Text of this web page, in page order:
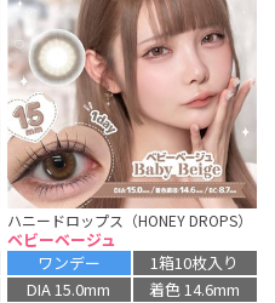
ハニードロップス（HONEY DROPS）
ベビーベージュ
ワンデー
1箱10枚入り
DIA 15.0mm
着色 14.6mm